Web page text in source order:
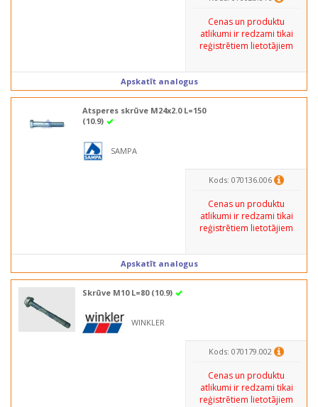
Cenas un produktu
atlikumi ir redzami tikai
reģistrētiem lietotājiem
Apskatīt analogus
Atsperes skrūve M24x2.0 L=150
(10.9)
SAMPA
Kods: 070136.006
Cenas un produktu
atlikumi ir redzami tikai
reģistrētiem lietotājiem
Apskatīt analogus
Skrūve M10 L=80 (10.9)
WINKLER
Kods: 070179.002
Cenas un produktu
atlikumi ir redzami tikai
reģistrētiem lietotājiem